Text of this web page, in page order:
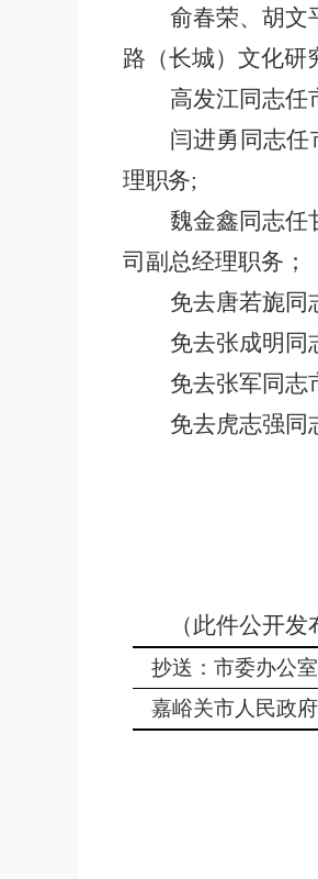
俞春荣、胡文
路（长城）文化研
高发江同志任
闫进勇同志
理职务;
魏金鑫同志任
司副总经理职务；
免去唐若旎同
免去张成明同
免去张军同志
免去虎志强同
（此件公开发
抄送：市委办公
嘉峪关市人民政